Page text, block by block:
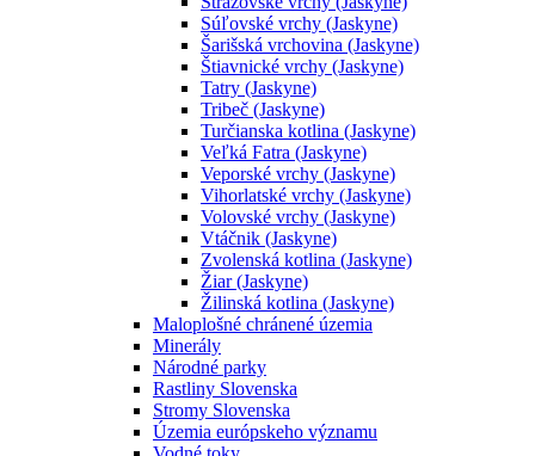
Súľovské vrchy (Jaskyne)
Šarišská vrchovina (Jaskyne)
Štiavnické vrchy (Jaskyne)
Tatry (Jaskyne)
Tribeč (Jaskyne)
Turčianska kotlina (Jaskyne)
Veľká Fatra (Jaskyne)
Veporské vrchy (Jaskyne)
Vihorlatské vrchy (Jaskyne)
Volovské vrchy (Jaskyne)
Vtáčnik (Jaskyne)
Zvolenská kotlina (Jaskyne)
Žiar (Jaskyne)
Žilinská kotlina (Jaskyne)
Maloplošné chránené územia
Minerály
Národné parky
Rastliny Slovenska
Stromy Slovenska
Územia európskeho významu